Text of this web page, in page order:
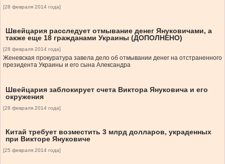
[28 февраля 2014 года]
Швейцария расследует отмывание денег Януковичами, а
также еще 18 гражданами Украины (ДОПОЛНЕНО)
[28 февраля 2014 года]
Женевская прокуратура завела дело об отмывании денег на отстраненного
президента Украины и его сына Александра
Швейцария заблокирует счета Виктора Януковича и его
окружения
[28 февраля 2014 года]
Китай требует возместить 3 млрд долларов, украденных
при Викторе Януковиче
[25 февраля 2014 года]